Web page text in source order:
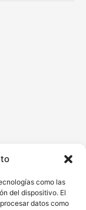
como las
del dispositivo. El
datos como